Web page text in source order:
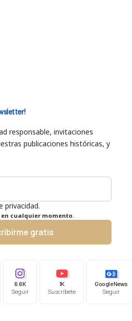
responsable, invitaciones
publicaciones históricas, y
privacidad.
en cualquier momento.
gratis
6.6K
Seguir
1K
Suscríbete
Google News
Seguir